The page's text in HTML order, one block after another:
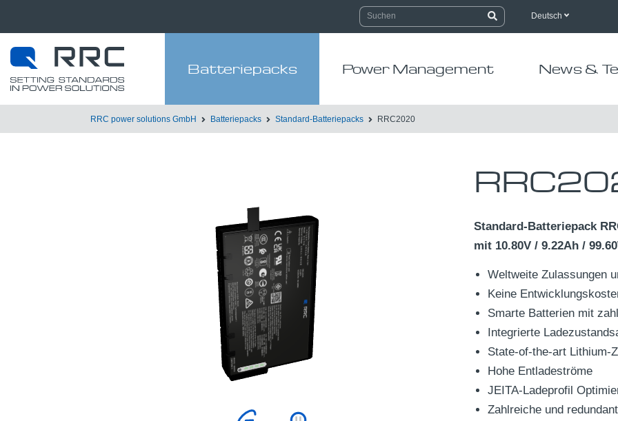
Deutsch
Batteriepacks Power Management News &
RRC power solutions GmbH Batteriepacks Standard-Batteriepacks RRC2020
Standard-Batteriepack
mit 10.80V / 9.22Ah /
Weltweite Zulassungen
Keine
Smarte Batterien mit
Integrierte
State-of-the-art Lithium-
Hohe Entladeströme
JEITA-Ladeprofil
Zahlreiche und